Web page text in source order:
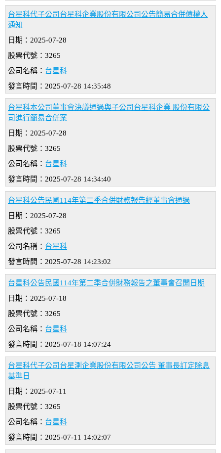
台星科代子公司台星科企業股份有限公司公告簡易合併債權人
通知
日期：2025-07-28
股票代號：3265
公司名稱： 台星科
發言時間：2025-07-28 14:35:48
台星科本公司董事會決議通過與子公司台星科企業 股份有限公
司進行簡易合併案
日期：2025-07-28
股票代號：3265
公司名稱： 台星科
發言時間：2025-07-28 14:34:40
台星科公告民國114年第二季合併財務報告經董事會通過
日期：2025-07-28
股票代號：3265
公司名稱： 台星科
發言時間：2025-07-28 14:23:02
台星科公告民國114年第二季合併財務報告之董事會召開日期
日期：2025-07-18
股票代號：3265
公司名稱： 台星科
發言時間：2025-07-18 14:07:24
台星科代子公司台星測企業股份有限公司公告 董事長訂定除息
基準日
日期：2025-07-11
股票代號：3265
公司名稱： 台星科
發言時間：2025-07-11 14:02:07